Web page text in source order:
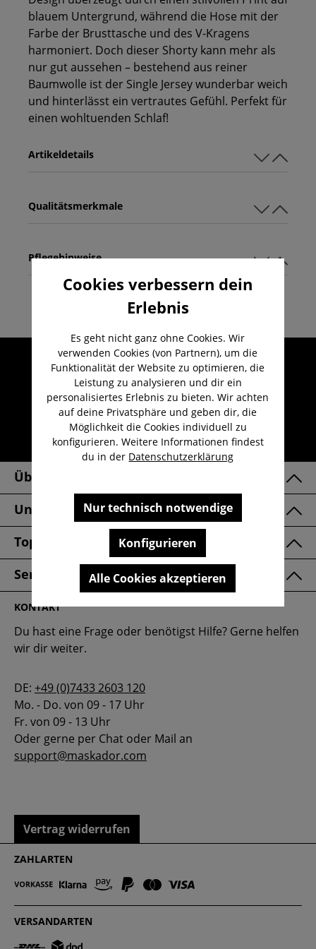
blauem Untergrund, während die Hose mit der
Farbe der Brusttasche und des V-Kragens
harmoniert. Doch dieser Shorty kann mehr als
nur gut aussehen – bestehend aus reiner
Baumwolle ist der Single Jersey wunderbar weich
und hinterlässt ein vertrautes Gefühl. Perfekt für
einen wohltuenden Schlaf!
Qualitätsmerkmale
Artikeldetails
Pflegehinweise
Umfangreicher Kundenservice
Kauf auf Rechnung
Kostenloser Versand ab 29,-€
Lieferzeit 1-3 Werktage
30 Tage kostenlose Retoure
Über Uns
Unsere Marken
Top Kategorien
Service & FAQ
KONTAKT
Du hast eine Frage oder benötigst Hilfe? Gerne helfen
wir dir weiter.
DE: +49 (0)7433 2603 120
Mo. - Do. von 09 - 17 Uhr
Fr. von 09 - 13 Uhr
Oder gerne per Chat oder Mail an
support@maskador.com
Vertrag widerrufen
ZAHLARTEN
VERSANDARTEN
Cookies verbessern dein
Erlebnis
Es geht nicht ganz ohne Cookies. Wir
verwenden Cookies (von Partnern), um die
Funktionalität der Website zu optimieren, die
Leistung zu analysieren und dir ein
personalisiertes Erlebnis zu bieten. Wir achten
auf deine Privatsphäre und geben dir, die
Möglichkeit die Cookies individuell zu
konfigurieren. Weitere Informationen findest
du in der Datenschutzerklärung
Nur technisch notwendige
Konfigurieren
Alle Cookies akzeptieren